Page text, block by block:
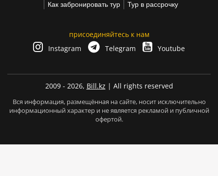
Как забронировать тур
Тур в рассрочку
присоединяйтесь к нам
Instagram
Telegram Youtube
2009 - 2026, Bill.kz | All rights reserved
Вся информация, размещённая на сайте, носит исключительно
информационный характер и не является рекламой и публичной
офертой.